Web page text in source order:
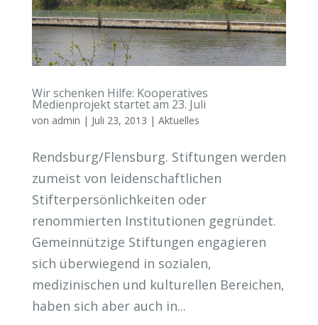
Wir schenken Hilfe: Kooperatives
Medienprojekt startet am 23. Juli
von admin | Juli 23, 2013 | Aktuelles
Rendsburg/Flensburg. Stiftungen werden
zumeist von leidenschaftlichen
Stifterpersönlichkeiten oder
renommierten Institutionen gegründet.
Gemeinnützige Stiftungen engagieren
sich überwiegend in sozialen,
medizinischen und kulturellen Bereichen,
haben sich aber auch in...